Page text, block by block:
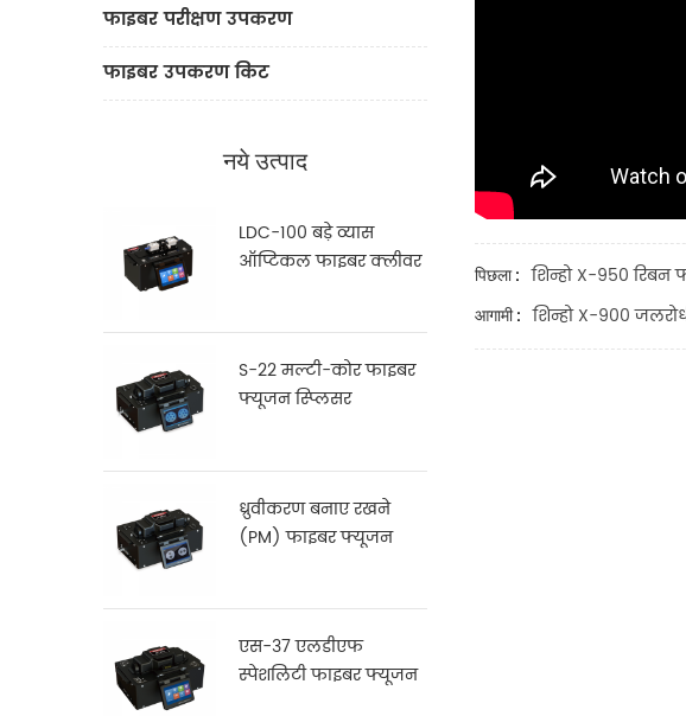
फाइबर परीक्षण उपकरण
फाइबर उपकरण किट
नये उत्पाद
LDC-100 बड़े व्यास
ऑप्टिकल फाइबर क्लीवर
S-22 मल्टी-कोर फाइबर
फ्यूजन स्प्लिसर
ध्रुवीकरण बनाए रखने
(PM) फाइबर फ्यूजन
एस-37 एलडीएफ
स्पेशलिटी फाइबर फ्यूजन
पिछला : शिन्हो X-950
आगामी : शिन्हो X-900